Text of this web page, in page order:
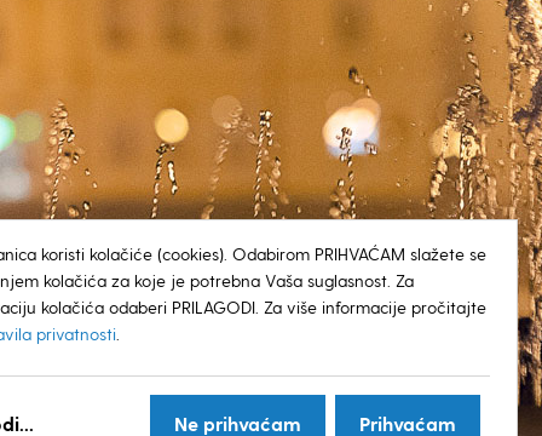
© GRAD KOPRIVNICA
koristi kolačiće (cookies). Odabirom PRIHVAĆAM slažete se
kolačića za koje je potrebna Vaša suglasnost. Za
kolačića odaberi PRILAGODI. Za više informacije pročitajte
privatnosti
Ne prihvaćam Prihvaćam